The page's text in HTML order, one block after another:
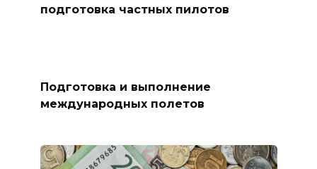
подготовка частных пилотов
Подготовка и выполнение
международных полетов